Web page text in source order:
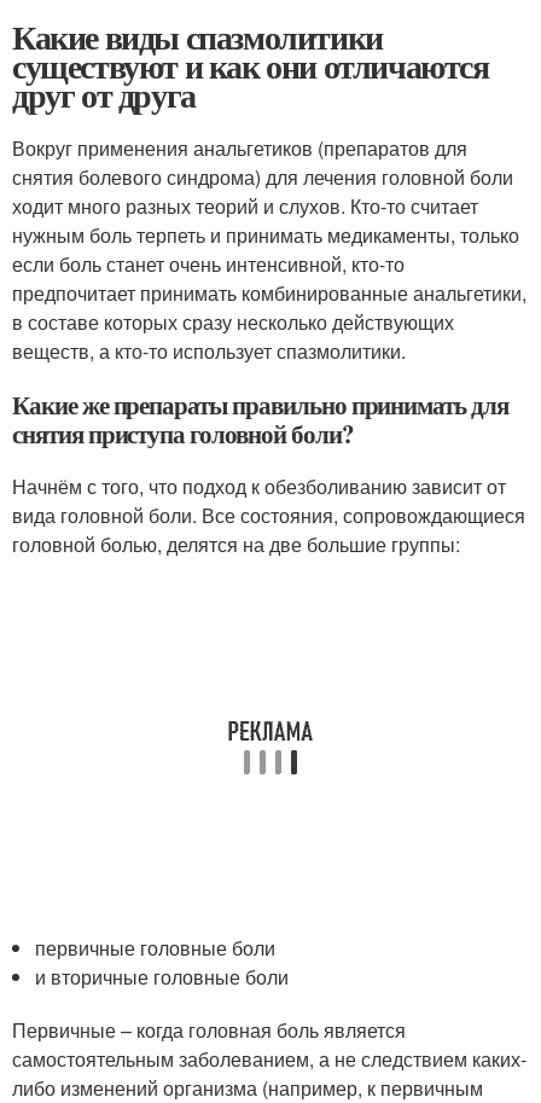
Какие виды спазмолитики
существуют и как они отличаются
друг от друга
Вокруг применения анальгетиков (препаратов для
снятия болевого синдрома) для лечения головной боли
ходит много разных теорий и слухов. Кто-то считает
нужным боль терпеть и принимать медикаменты, только
если боль станет очень интенсивной, кто-то
предпочитает принимать комбинированные анальгетики,
в составе которых сразу несколько действующих
веществ, а кто-то использует спазмолитики.
Какие же препараты правильно принимать для
снятия приступа головной боли?
Начнём с того, что подход к обезболиванию зависит от
вида головной боли. Все состояния, сопровождающиеся
головной болью, делятся на две большие группы:
первичные головные боли
и вторичные головные боли
Первичные – когда головная боль является
самостоятельным заболеванием, а не следствием каких-
либо изменений организма (например, к первичным